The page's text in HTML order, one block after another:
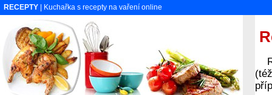
RECEPTY | Kuchařka s recepty na vaření online